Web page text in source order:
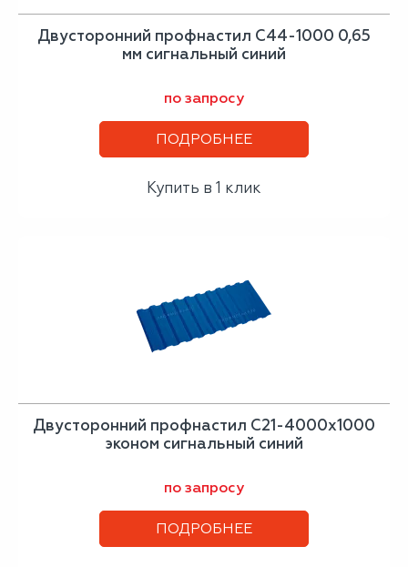
Двусторонний профнастил С44-1000 0,65
мм сигнальный синий
по запросу
ПОДРОБНЕЕ
Купить в 1 клик
Двусторонний профнастил С21-4000х1000
эконом сигнальный синий
по запросу
ПОДРОБНЕЕ